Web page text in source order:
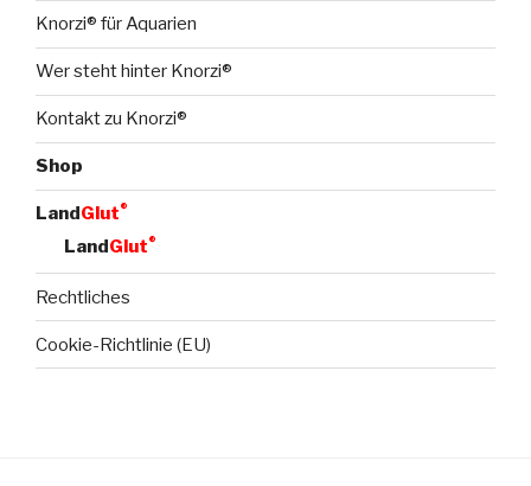
Knorzi® für Aquarien
Wer steht hinter Knorzi®
Kontakt zu Knorzi®
Shop
LandGlut®
LandGlut®
Rechtliches
Cookie-Richtlinie (EU)